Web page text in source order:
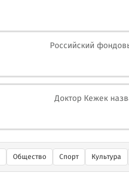
Российский
Доктор Кежек
Общество Спорт Культура